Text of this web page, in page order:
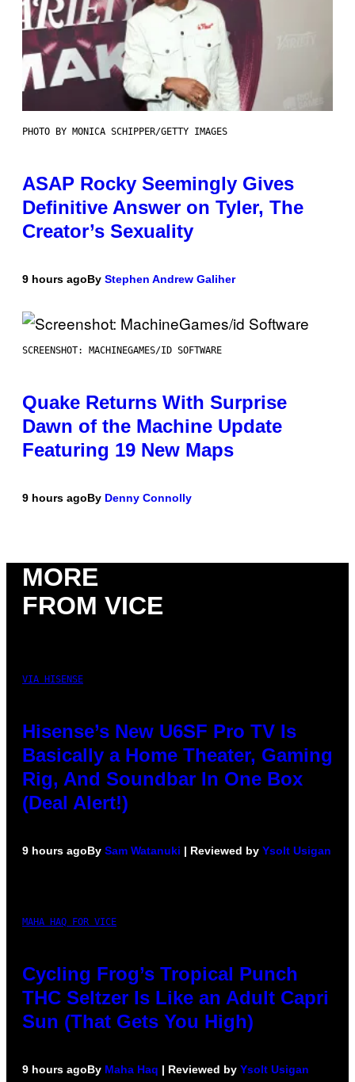
PHOTO BY MONICA SCHIPPER/GETTY IMAGES
ASAP Rocky Seemingly Gives
Definitive Answer on Tyler, The
Creator’s Sexuality
9 hours agoBy Stephen Andrew Galiher
SCREENSHOT: MACHINEGAMES/ID SOFTWARE
Quake Returns With Surprise
Dawn of the Machine Update
Featuring 19 New Maps
9 hours agoBy Denny Connolly
MORE
FROM VICE
VIA HISENSE
Hisense’s New U6SF Pro TV Is
Basically a Home Theater, Gaming
Rig, And Soundbar In One Box
(Deal Alert!)
9 hours agoBy Sam Watanuki | Reviewed by Ysolt Usigan
MAHA HAQ FOR VICE
Cycling Frog’s Tropical Punch
THC Seltzer Is Like an Adult Capri
Sun (That Gets You High)
9 hours agoBy Maha Haq | Reviewed by Ysolt Usigan